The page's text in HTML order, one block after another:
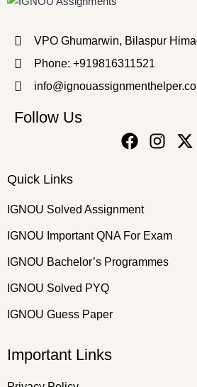
VPO Ghumarwin, Bilaspur
Phone: +919816311521
Follow Us
Quick Links
IGNOU Solved Assignment
IGNOU Important QNA For Exam
IGNOU Bachelor’s Programmes
IGNOU Solved PYQ
IGNOU Guess Paper
Important Links